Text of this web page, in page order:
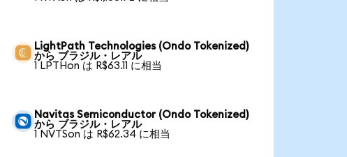
LightPath Technologies (Ondo Tokenized)
から ブラジル・レアル
1 LPTHon は R$63.11 に相当
Navitas Semiconductor (Ondo Tokenized)
から ブラジル・レアル
1 NVTSon は R$62.34 に相当